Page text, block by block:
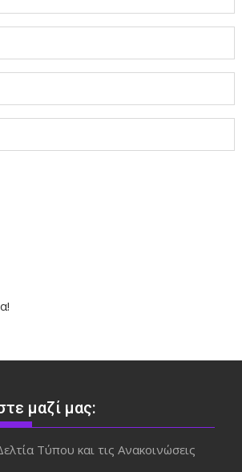
μαζί μας:
Τύπου και τις Ανακοινώσεις